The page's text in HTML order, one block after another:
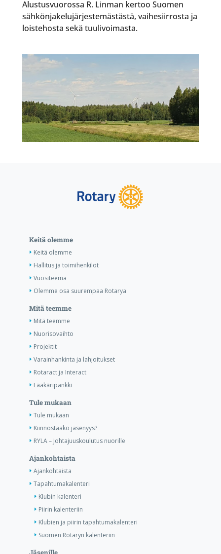
Alustusvuorossa R. Linman kertoo Suomen
sähkönjakelujärjestemästästä, vaihesiirrosta ja
loistehosta sekä tuulivoimasta.
Keitä olemme
Keitä olemme
Hallitus ja toimihenkilöt
Vuositeema
Olemme osa suurempaa Rotarya
Mitä teemme
Mitä teemme
Nuorisovaihto
Projektit
Varainhankinta ja lahjoitukset
Rotaract ja Interact
Lääkäripankki
Tule mukaan
Tule mukaan
Kiinnostaako jäsenyys?
RYLA – Johtajuuskoulutus nuorille
Ajankohtaista
Ajankohtaista
Tapahtumakalenteri
Klubin kalenteri
Piirin kalenteriin
Klubien ja piirin tapahtumakalenteri
Suomen Rotaryn kalenteriin